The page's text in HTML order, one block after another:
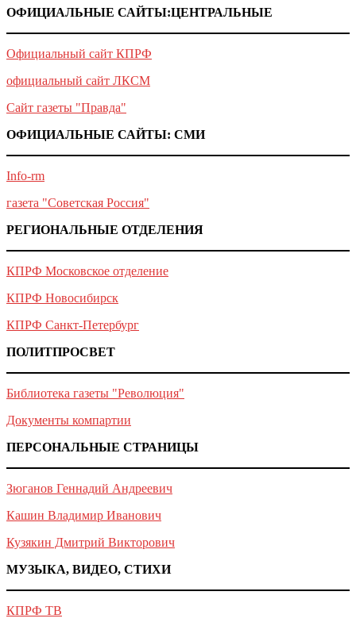
ОФИЦИАЛЬНЫЕ САЙТЫ:ЦЕНТРАЛЬНЫЕ
Официальный сайт КПРФ
официальный сайт ЛКСМ
Сайт газеты "Правда"
ОФИЦИАЛЬНЫЕ САЙТЫ: СМИ
Info-rm
газета "Советская Россия"
РЕГИОНАЛЬНЫЕ ОТДЕЛЕНИЯ
КПРФ Московское отделение
КПРФ Новосибирск
КПРФ Санкт-Петербург
ПОЛИТПРОСВЕТ
Библиотека газеты "Революция"
Документы компартии
ПЕРСОНАЛЬНЫЕ СТРАНИЦЫ
Зюганов Геннадий Андреевич
Кашин Владимир Иванович
Кузякин Дмитрий Викторович
МУЗЫКА, ВИДЕО, СТИХИ
КПРФ ТВ